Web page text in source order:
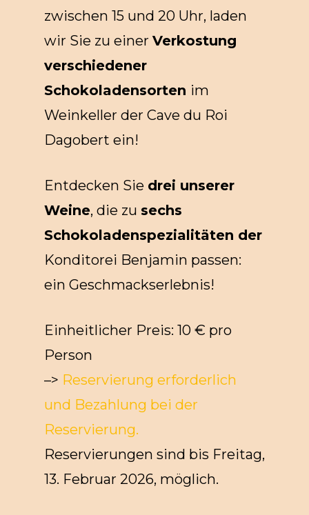
zwischen 15 und 20 Uhr, laden
wir Sie zu einer Verkostung
verschiedener
Schokoladensorten im
Weinkeller der Cave du Roi
Dagobert ein!
Entdecken Sie drei unserer
Weine, die zu sechs
Schokoladenspezialitäten der
Konditorei Benjamin passen:
ein Geschmackserlebnis!
Einheitlicher Preis: 10 € pro
Person
–> Reservierung erforderlich
und Bezahlung bei der
Reservierung.
Reservierungen sind bis Freitag,
13. Februar 2026, möglich.